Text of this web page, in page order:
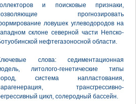
и поисковые признаки,
прогнозировать
ловушек углеводородов на
склоне северной части Непско-
нефтегазоносной области.
слова: седиментационная
литолого-генетические типы
система напластования,
трансгрессивно-
цикл, солеродный бассейн.